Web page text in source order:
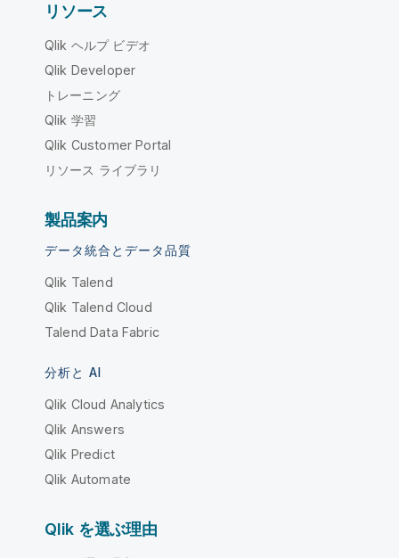
リソース
Qlik ヘルプ ビデオ
Qlik Developer
トレーニング
Qlik 学習
Qlik Customer Portal
リソース ライブラリ
製品案内
データ統合とデータ品質
Qlik Talend
Qlik Talend Cloud
Talend Data Fabric
分析と AI
Qlik Cloud Analytics
Qlik Answers
Qlik Predict
Qlik Automate
Qlik を選ぶ理由